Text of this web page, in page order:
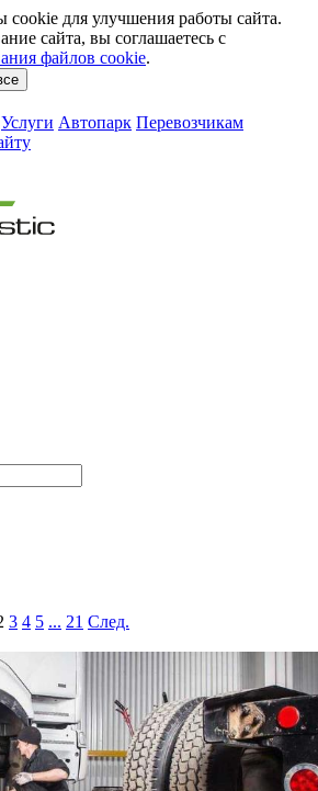
для улучшения работы сайта.
сайта, вы соглашаетесь с
файлов cookie.
Услуги Автопарк Перевозчикам
3 4 5 ... 21 След.